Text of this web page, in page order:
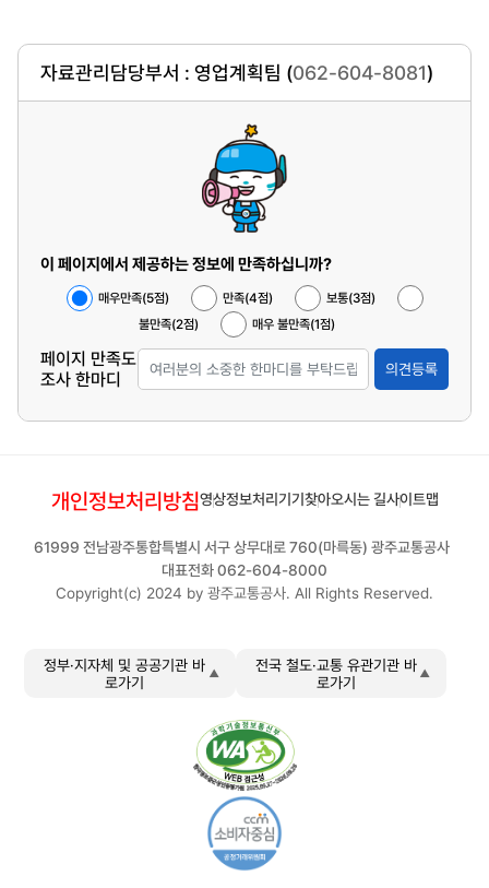
자료관리담당부서 : 영업계획팀 (062-604-8081)
이 페이지에서 제공하는 정보에 만족하십니까?
매우만족(5점) 만족(4점)
보통(3점)
불만족(2점)
매우 불만족(1점)
페이지 만족도
조사 한마디
의견등록
개인정보처리방침영상정보처리기기 찾아오시는 길사이트맵
61999 전남광주통합특별시 서구 상무대로 760(마륵동) 광주교통공사
대표전화 062-604-8000
Copyright(c) 2024 by 광주교통공사. All Rights Reserved.
정부·지자체 및 공공기관 바
로가기
전국 철도·교통 유관기관 바
로가기